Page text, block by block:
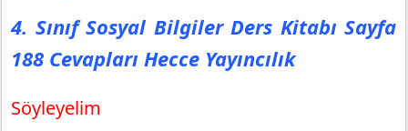
4. Sınıf Sosyal Bilgiler Ders Kitabı Sayfa
188 Cevapları Hecce Yayıncılık
Söyleyelim